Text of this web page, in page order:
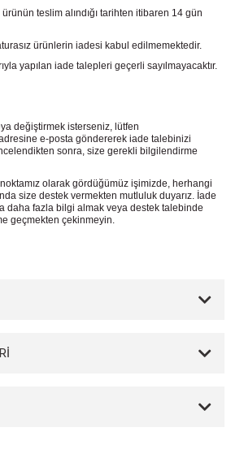
teslim alındığı tarihten itibaren 14 gün
ürünlerin iadesi kabul edilmemektedir.
yapılan iade talepleri geçerli sayılmayacaktır.
değiştirmek isterseniz, lütfen
e-posta göndererek iade talebinizi
sonra, size gerekli bilgilendirme
olarak gördüğümüz işimizde, herhangi
size destek vermekten mutluluk duyarız. İade
daha fazla bilgi almak veya destek talebinde
geçmekten çekinmeyin.
ilk yorumu siz yapın!